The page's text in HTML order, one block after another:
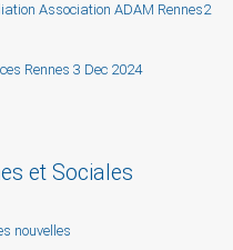
Association ADAM Rennes2
Rennes 3 Dec 2024
et Sociales
nouvelles